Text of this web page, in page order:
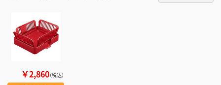
￥2,860（税込）